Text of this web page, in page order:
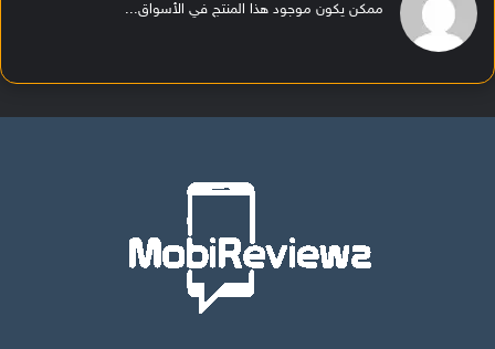
ممكن يكون موجود هذا المنتج في الأسواق...